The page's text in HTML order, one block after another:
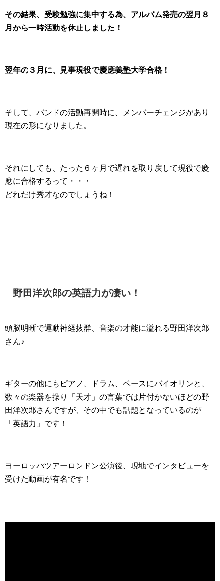
その結果、受験勉強に集中する為、アルバム発売の翌月８
月から一時活動を休止しました！
翌年の３月に、見事現役で慶應義塾大学合格！
そして、バンドの活動再開時に、メンバーチェンジがあり
現在の形になりました。
それにしても、たった６ヶ月で遅れを取り戻して現役で慶
應に合格するって・・・
どれだけ秀才なのでしょうね！
野田洋次郎の英語力が凄い！
頭脳明晰で運動神経抜群、音楽の才能に溢れる野田洋次郎
さん♪
ギターの他にもピアノ、ドラム、ベースにバイオリンと、
数々の楽器を操り「天才」の言葉では片付かないほどの野
田洋次郎さんですが、その中でも話題となっているのが
「英語力」です！
ヨーロッパツアーロンドン公演後、現地でインタビューを
受けた動画が有名です！